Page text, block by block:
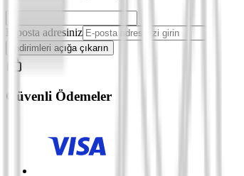
E-posta adresiniz
İndirimleri açığa çıkarın
Güvenli Ödemeler